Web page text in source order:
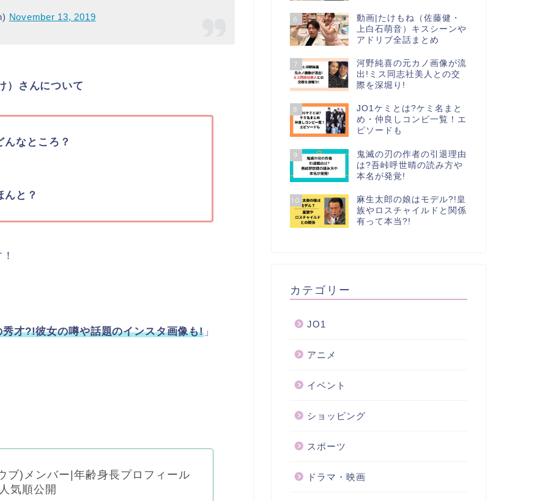
November 13, 2019
）さんについて
なところ？
と？
才?!彼女の噂や話題のインスタ画像も!」
ブ)メンバー|年齢身長プロフィール
気順公開
6
動画|たけもね（佐藤健・
上白石萌音）キスシーンや
アドリブ全話まとめ
7
河野純喜の元カノ画像が流
出!ミス同志社美人との交
際を深堀り!
8
JO1ケミとは?ケミ名まと
め・仲良しコンビ一覧！エ
ピソードも
9
鬼滅の刃の作者の引退理由
は?吾峠呼世晴の読み方や
本名が発覚!
10
麻生太郎の娘はモデル?!皇
族やロスチャイルドと関係
有って本当?!
カテゴリー
JO1
アニメ
イベント
ショッピング
スポーツ
ドラマ・映画